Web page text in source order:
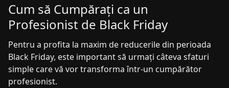
Cum să Cumpărați ca un
Profesionist de Black Friday
Pentru a profita la maxim de reducerile din perioada
Black Friday, este important să urmați câteva sfaturi
simple care vă vor transforma într-un cumpărător
profesionist.